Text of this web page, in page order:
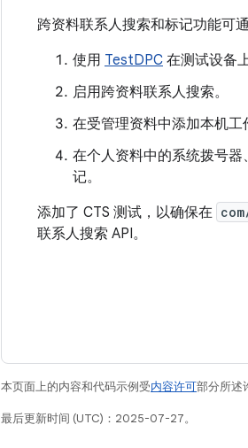
跨资料联系人搜索和标记功能可
使用 TestDPC 在测试设备
启用跨资料联系人搜索。
在受管理资料中添加本机工
在个人资料中的系统拨号
记。
添加了 CTS 测试，以确保在
联系人搜索 API。
本页面上的内容和代码示例受内容许可部分所述
最后更新时间 (UTC)：2025-07-27。